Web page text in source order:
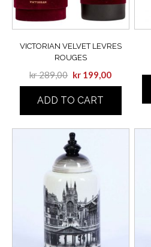
VICTORIAN VELVET LEVRES
ROUGES
kr289,00 kr 199,00
ADD TO CART